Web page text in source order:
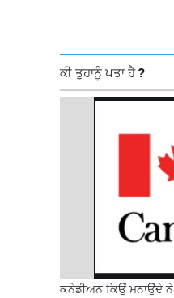
ਕੀ ਤੁਹਾਨੂੰ ਪਤਾ ਹੈ ?
ਕਨੇਡੀਅਨ ਕਿਉਂ ਮਨਾਉਂਦੇ ਨੇ